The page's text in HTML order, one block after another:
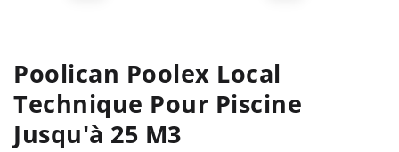
Poolican Poolex Local
Technique Pour Piscine
Jusqu'à 25 M3